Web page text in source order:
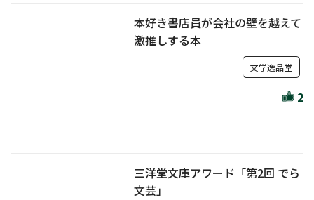
本好き書店員が会社の壁を越えて
激推しする本
文学逸品堂
2
三洋堂文庫アワード「第2回 でら
文芸」